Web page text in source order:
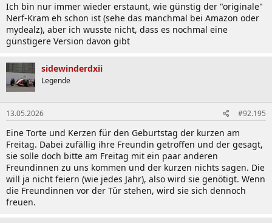
Ich bin nur immer wieder erstaunt, wie günstig der "originale"
Nerf-Kram eh schon ist (sehe das manchmal bei Amazon oder
mydealz), aber ich wusste nicht, dass es nochmal eine
günstigere Version davon gibt
sidewinderdxii
Legende
13.05.2026 #92.195
Eine Torte und Kerzen für den Geburtstag der kurzen am
Freitag. Dabei zufällig ihre Freundin getroffen und der gesagt,
sie solle doch bitte am Freitag mit ein paar anderen
Freundinnen zu uns kommen und der kurzen nichts sagen. Die
will ja nicht feiern (wie jedes Jahr), also wird sie genötigt. Wenn
die Freundinnen vor der Tür stehen, wird sie sich dennoch
freuen.